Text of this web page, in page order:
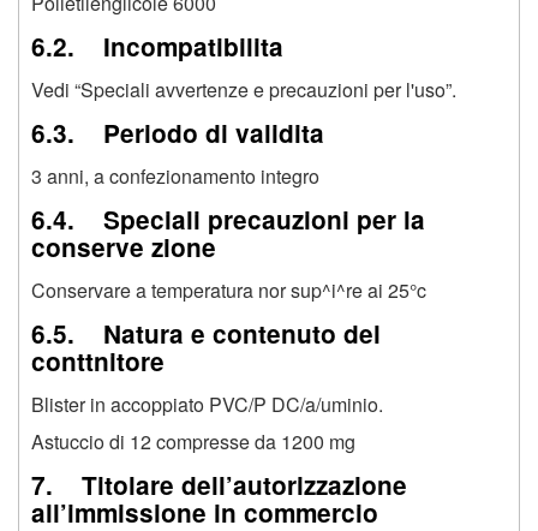
6.2. Incompatibilita
Vedi “Speciali avvertenze e precauzioni per l'uso”.
6.3. Periodo di validita
3 anni, a confezionamento integro
6.4. Speciali precauzioni per la
conserve zione
Conservare a temperatura nor sup^i^re ai 25°c
6.5. Natura e contenuto del
conttnitore
Blister in accoppiato PVC/P DC/a/uminio.
Astuccio di 12 compresse da 1200 mg
7. Titolare dell’autorizzazione
all’immissione in commercio